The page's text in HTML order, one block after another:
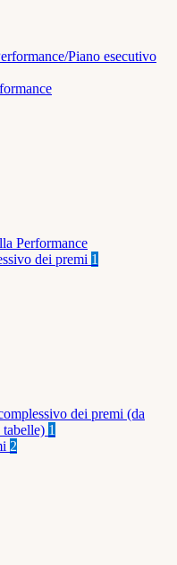
Piano esecutivo
Performance
dei premi 1
dei premi (da
1
2